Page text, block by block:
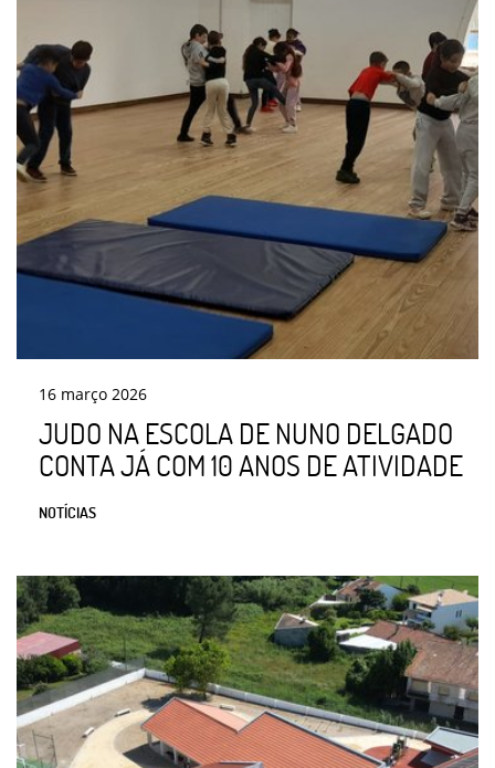
16 março 2026
JUDO NA ESCOLA DE NUNO DELGADO
CONTA JÁ COM 10 ANOS DE ATIVIDADE
NOTÍCIAS